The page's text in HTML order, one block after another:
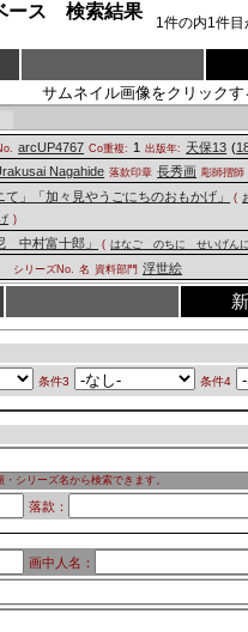
ース 検索結果
1件の内1件目
サムネイル画像をクリック
arcUP4767 Co重複: 1 出版年: 天保13 (
Nagahide 落款印章 長秀画 彫師摺師
て」「加々見やうごにちのおもかげ」 (
)
中村富十郎」 ( はなご のちに せいげん
シリーズNo. 名 資料部門 浮世絵
条件3 条件4
シリーズ名から検索できます。
落款：
画中人名：